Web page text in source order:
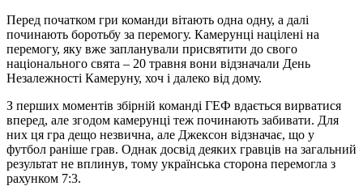
Перед початком гри команди вітають одна одну, а далі
починають боротьбу за перемогу. Камерунці націлені на
перемогу, яку вже запланували присвятити до свого
національного свята – 20 травня вони відзначали День
Незалежності Камеруну, хоч і далеко від дому.
З перших моментів збірній команді ГЕФ вдається вирватися
вперед, але згодом камерунці теж починають забивати. Для
них ця гра дещо незвична, але Джексон відзначає, що у
футбол раніше грав. Однак досвід деяких гравців на загальний
результат не вплинув, тому українська сторона перемогла з
рахунком 7:3.